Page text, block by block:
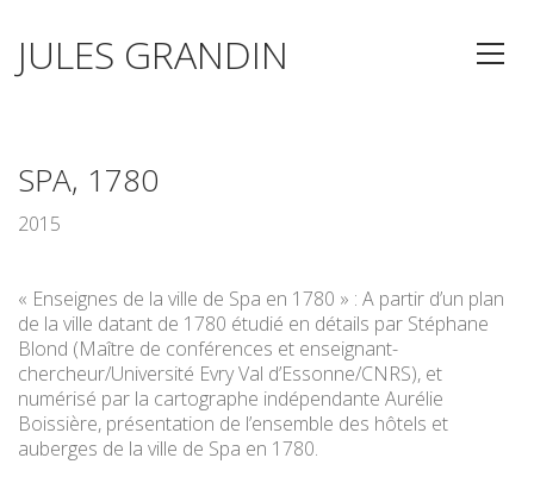
JULES GRANDIN
SPA, 1780
2015
« Enseignes de la ville de Spa en 1780 » : A partir d’un plan
de la ville datant de 1780 étudié en détails par Stéphane
Blond (Maître de conférences et enseignant-
chercheur/Université Evry Val d’Essonne/CNRS), et
numérisé par la cartographe indépendante Aurélie
Boissière, présentation de l’ensemble des hôtels et
auberges de la ville de Spa en 1780.